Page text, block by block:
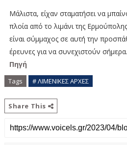
Μάλιστα, είχαν σταματήσει να
πλοία από το λιμάνι της
είναι σύμμαχος σε αυτή την
έρευνες για να συνεχιστούν σήμερα.
Πηγή
Tags # ΛΙΜΕΝΙΚΕΣ ΑΡΧΕΣ
Share This